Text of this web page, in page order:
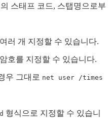
스태프 코드, 스탭명으로부
러 개 지정할 수 있습니다.
호를 지정할 수 있습니다.
우 그대로 net user /times
형식으로 지정할 수 있습니